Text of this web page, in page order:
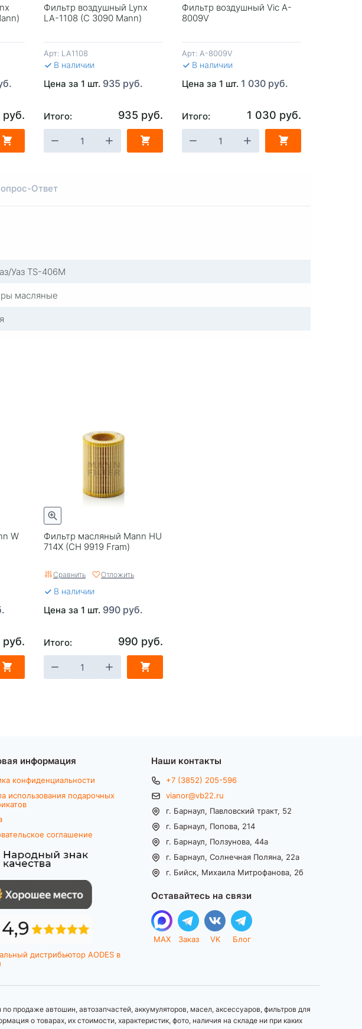
руб.
Фильтр воздушный Lynx
LA-1108 (C 3090 Mann)
Арт: LA1108
В наличии
Цена за 1 шт. 935 руб.
Итого: 935 руб.
Фильтр воздушный Vic A-
8009V
Арт: A-8009V
В наличии
Цена за 1 шт. 1 030 руб.
Итого: 1 030 руб.
- + В КОРЗИНУ - + В КОРЗИНУ -
Ответ
Уаз TS-406М
масляные
W
Фильтр масляный Mann HU
714X (CH 9919 Fram)
Сравнить Отложить
В наличии
Цена за 1 шт. 990 руб.
Итого: 990 руб.
информация
конфиденциальности
использования подарочных
соглашение
дистрибьютор AODES в
Наши контакты
+7 (3852) 205-596
vianor@vb22.ru
г. Барнаул, Павловский тракт, 52
г. Барнаул, Попова, 214
г. Барнаул, Ползунова, 44а
г. Барнаул, Солнечная Поляна, 22а
г. Бийск, Михаила Митрофанова, 2б
Оставайтесь на связи
MAX Заказ VK Блог
автошин, автозапчастей, аккумуляторов, масел, аксессуаров, фильтров для
о товарах, их стоимости, характеристик, фото, наличия на складе ни при каких